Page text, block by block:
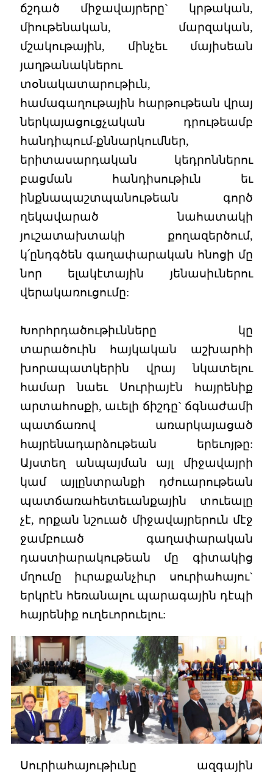
ճշդած միջավայրերը` կրթական,
միութենական, մարզական,
մշակութային, մինչեւ մայիսեան
յաղթանակներու
տօնակատարութիւն,
համագաղութային հարթութեան վրայ
ներկայացուցչական դրութեամբ
հանդիպում-քննարկումներ,
երիտասարդական կեդրոններու
բացման հանդիսութիւն եւ
ինքնապաշտպանութեան գործ
ղեկավարած նահատակի
յուշատախտակի քողազերծում,
կ՛ընդգծեն գաղափարական հնոցի մը
նոր ելակէտային յենասիւներու
վերակառուցումը:
Խորհրդածութիւնները կը
տարածուին հայկական աշխարհի
խորապատկերին վրայ նկատելու
համար նաեւ Սուրիայէն հայրենիք
արտահոսքի, աւելի ճիշդը` ճգնաժամի
պատճառով առարկայացած
հայրենադարձութեան երեւոյթը:
Այստեղ անպայման այլ միջավայրի
կամ այլընտրանքի դժուարութեան
պատճառահետեւանքային տուեալը
չէ, որքան նշուած միջավայրերուն մէջ
ջամբուած գաղափարական
դաստիարակութեան մը գիտակից
մղումը իւրաքանչիւր սուրիահայու`
երկրէն հեռանալու պարագային դէպի
հայրենիք ուղեւորուելու:
Սուրիահայութիւնը ազգային